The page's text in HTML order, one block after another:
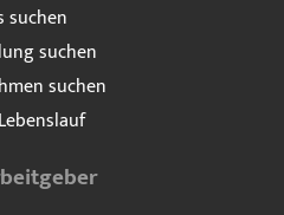
suchen
suchen
suchen